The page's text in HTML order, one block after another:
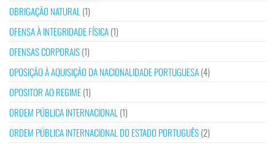
OBRIGAÇÃO NATURAL (1)
OFENSA À INTEGRIDADE FÍSICA(1)
OFENSAS CORPORAIS(1)
OPOSIÇÃO À AQUISIÇÃO DA NACIONALIDADE PORTUGUESA(4)
OPOSITOR AO REGIME(1)
ORDEM PÚBLICA INTERNACIONAL (1)
ORDEM PÚBLICA INTERNACIONAL DO ESTADO PORTUGUÊS(2)